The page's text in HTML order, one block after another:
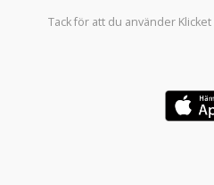
Tack för att du använder Klicket